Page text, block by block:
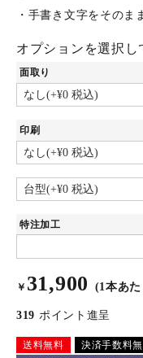
・手書き文字をそのま
オプションを選択し
面取り
印刷
特注加工
￥ 31,900 (1本あ
319 ポイント進呈
送料無料 決済手数料